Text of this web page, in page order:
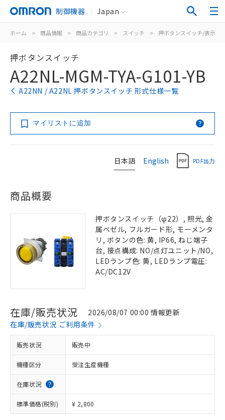
制御機器 Japan
ホーム > 商品情報 > 商品カテゴリ > スイッチ > 押ボタンスイッチ/表示灯
押ボタンスイッチ
A22NL-MGM-TYA-G101-YB
A22NN / A22NL 押ボタンスイッチ 形式仕様一覧
マイリストに追加
日本語 English PDF出力
商品概要
押ボタンスイッチ（φ22）, 照光, 金
属ベゼル, フルガード形, モーメンタ
リ, ボタンの色: 黄, IP66, ねじ端子
台, 接点構成: NO/点灯ユニット/NO,
LEDランプ色: 黄, LEDランプ電圧:
AC/DC12V
在庫/販売状況
2026/08/07 00:00 情報更新
在庫/販売状況 ご利用条件
販売状況 販売中
機種区分 受注生産機種
在庫状況
標準価格(税別) ¥ 2,800